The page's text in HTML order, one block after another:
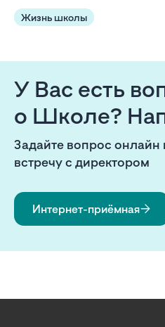
Жизнь школы
У Вас есть
о Школе?
Задайте вопрос
встречу с директором
Интернет-приёмная